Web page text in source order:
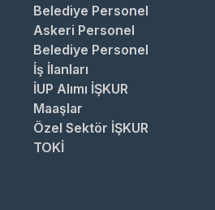
Belediye Personel
Askeri Personel
Belediye Personel
İş İlanları
İUP Alımı İŞKUR
Maaşlar
Özel Sektör İŞKUR
TOKİ